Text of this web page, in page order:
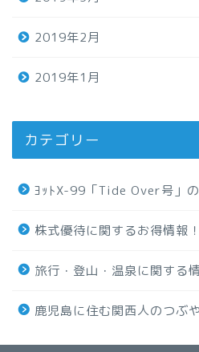
2019年2月
2019年1月
カテゴリー
ﾖｯﾄX-99「Tide Over号」
株式優待に関するお得情報
旅行・登山・温泉に関する
鹿児島に住む関西人のつぶ